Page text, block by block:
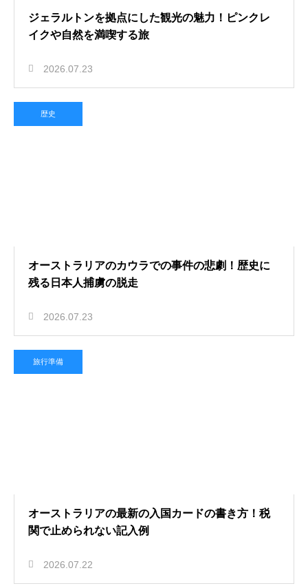
ジェラルトンを拠点にした観光の魅力！ピンクレ
イクや自然を満喫する旅
2026.07.23
歴史
オーストラリアのカウラでの事件の悲劇！歴史に
残る日本人捕虜の脱走
2026.07.23
旅行準備
オーストラリアの最新の入国カードの書き方！税
関で止められない記入例
2026.07.22